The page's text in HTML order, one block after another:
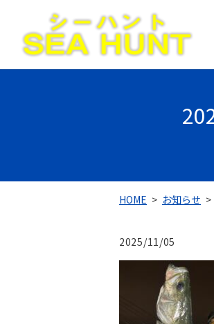
HOME お知らせ
2025/11/05